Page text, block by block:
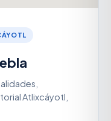
Atlixcáyotl,